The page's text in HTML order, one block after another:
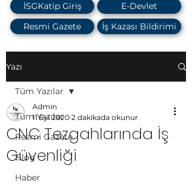
İSGKatip Giriş
E-Devlet
Resmi Gazete
İş Kazası Bildirimi
Yazı
Tüm Yazılar
Resmi Gazete
Blog
Haber
Tüm Yazılar
CNC Tezgahlarında İş
Güvenliği
Admin
11 Eyl 2020 2 dakikada okunur